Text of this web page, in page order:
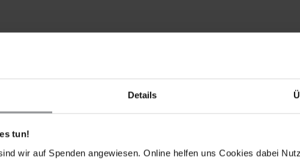
Details
tun!
wir auf Spenden angewiesen. Online helfen uns Cookies dabei